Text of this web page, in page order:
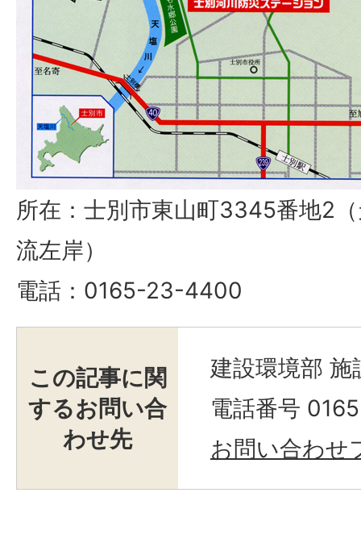
所在：士別市東山町3345番地2
流左岸）
電話：0165-23-4400
この記事に関
するお問い合
わせ先
建設環境部
電話番号
お問い合わせ